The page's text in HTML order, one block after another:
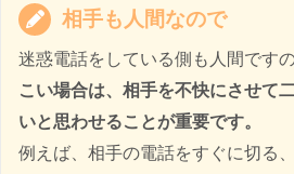
相手も人間なので
迷惑電話をしている側も人間ですの
こい場合は、相手を不快にさせて
いと思わせることが重要です。
例えば、相手の電話をすぐに切る